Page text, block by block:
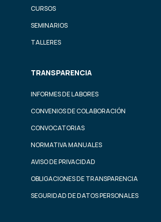
CURSOS
SEMINARIOS
TALLERES
TRANSPARENCIA
INFORMES DE LABORES
CONVENIOS DE COLABORACIÓN
CONVOCATORIAS
NORMATIVA MANUALES
AVISO DE PRIVACIDAD
OBLIGACIONES DE TRANSPARENCIA
SEGURIDAD DE DATOS PERSONALES